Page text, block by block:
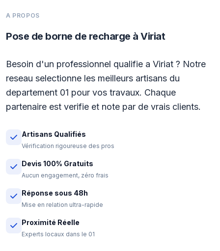
A PROPOS
Pose de borne de recharge à Viriat
Besoin d'un professionnel qualifie a Viriat ? Notre
reseau selectionne les meilleurs artisans du
departement 01 pour vos travaux. Chaque
partenaire est verifie et note par de vrais clients.
Artisans Qualifiés
Vérification rigoureuse des pros
Devis 100% Gratuits
Aucun engagement, zéro frais
Réponse sous 48h
Mise en relation ultra-rapide
Proximité Réelle
Experts locaux dans le 01